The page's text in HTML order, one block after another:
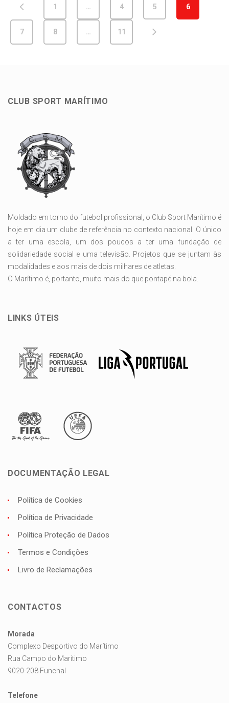
1 … 4 5 6
7 8 … 11
CLUB SPORT MARÍTIMO
Moldado em torno do futebol profissional, o Club Sport Marítimo é
hoje em dia um clube de referência no contexto nacional. O único
a ter uma escola, um dos poucos a ter uma fundação de
solidariedade social e uma televisão. Projetos que se juntam às
modalidades e aos mais de dois milhares de atletas.
O Marítimo é, portanto, muito mais do que pontapé na bola.
LINKS ÚTEIS
DOCUMENTAÇÃO LEGAL
Política de Cookies
Política de Privacidade
Política Proteção de Dados
Termos e Condições
Livro de Reclamações
CONTACTOS
Morada
Complexo Desportivo do Marítimo
Rua Campo do Marítimo
9020-208 Funchal
Telefone